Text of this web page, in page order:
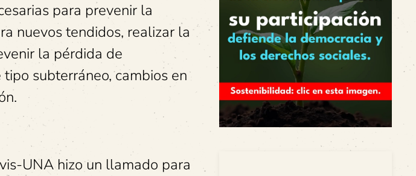
para prevenir la
nuevos tendidos, realizar la
la pérdida de
subterráneo, cambios en
UNA hizo un llamado para